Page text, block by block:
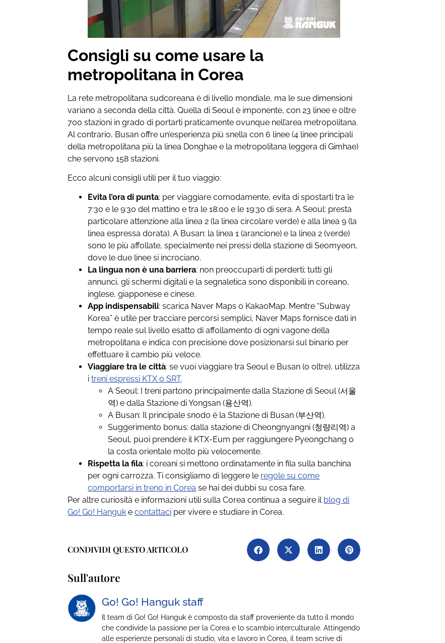
Consigli su come usare la
metropolitana in Corea
La rete metropolitana sudcoreana è di livello mondiale, ma le sue dimensioni
variano a seconda della città. Quella di Seoul è imponente, con 23 linee e oltre
700 stazioni in grado di portarti praticamente ovunque nell’area metropolitana.
Al contrario, Busan offre un’esperienza più snella con 6 linee (4 linee principali
della metropolitana più la linea Donghae e la metropolitana leggera di Gimhae)
che servono 158 stazioni.
Ecco alcuni consigli utili per il tuo viaggio:
Evita l’ora di punta: per viaggiare comodamente, evita di spostarti tra le
7:30 e le 9:30 del mattino e tra le 18:00 e le 19:30 di sera. A Seoul: presta
particolare attenzione alla linea 2 (la linea circolare verde) e alla linea 9 (la
linea espressa dorata). A Busan: la linea 1 (arancione) e la linea 2 (verde)
sono le più affollate, specialmente nei pressi della stazione di Seomyeon,
dove le due linee si incrociano.
La lingua non è una barriera: non preoccuparti di perderti; tutti gli
annunci, gli schermi digitali e la segnaletica sono disponibili in coreano,
inglese, giapponese e cinese.
App indispensabili: scarica Naver Maps o KakaoMap. Mentre “Subway
Korea” è utile per tracciare percorsi semplici, Naver Maps fornisce dati in
tempo reale sul livello esatto di affollamento di ogni vagone della
metropolitana e indica con precisione dove posizionarsi sul binario per
effettuare il cambio più veloce.
Viaggiare tra le città: se vuoi viaggiare tra Seoul e Busan (o oltre), utilizza
itreni espressi KTX o SRT.
A Seoul: I treni partono principalmente dalla Stazione di Seoul (서울
역) e dalla Stazione di Yongsan (용산역).
A Busan: Il principale snodo è la Stazione di Busan (부산역).
Suggerimento bonus: dalla stazione di Cheongnyangni (청량리역) a
Seoul, puoi prendere il KTX-Eum per raggiungere Pyeongchang o
la costa orientale molto più velocemente.
Rispetta la fila: i coreani si mettono ordinatamente in fila sulla banchina
per ogni carrozza. Ti consigliamo di leggere le regole su come
comportarsi in treno in Corea se hai dei dubbi su cosa fare.
Per altre curiosità e informazioni utili sulla Corea continua a seguire il blog di
Go! Go! Hanguk econtattaci per vivere e studiare in Corea.
CONDIVIDI QUESTO ARTICOLO
Sull'autore
Go! Go! Hanguk staff
Il team di Go! Go! Hanguk è composto da staff proveniente da tutto il mondo
che condivide la passione per la Corea e lo scambio interculturale. Attingendo
alle esperienze personali di studio, vita e lavoro in Corea, il team scrive di